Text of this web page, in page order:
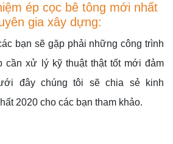
ép cọc bê tông mới nhất
gia xây dựng:
bạn sẽ gặp phải những công trình
cần xử lý kỹ thuật thật tốt mới đảm
đây chúng tôi sẽ chia sẻ kinh
2020 cho các bạn tham khảo.